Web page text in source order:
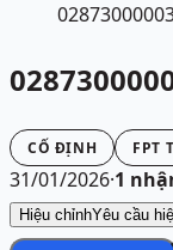
CỐ ĐỊNH FPT
31/01/2026·1
Hiệu chỉnhYêu cầu